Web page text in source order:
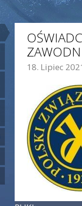
18. Lipiec
ZDJĘCIE GŁÓWNE: